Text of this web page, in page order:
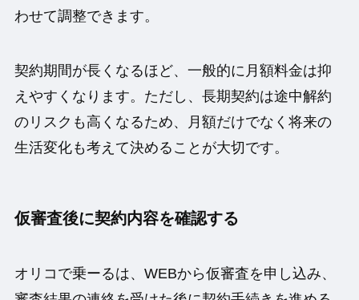
わせて調整できます。
契約期間が長くなるほど、一般的に月額料金は抑
えやすくなります。ただし、長期契約は途中解約
のリスクも高くなるため、月額だけでなく将来の
生活変化も考えて決めることが大切です。
仮審査後に契約内容を確認する
オリコで乗ーるは、WEBから仮審査を申し込み、